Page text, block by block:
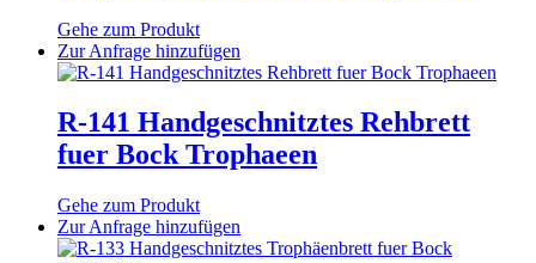
der
Produktseite
gewählt
werden
Gehe zum Produkt
Zur Anfrage hinzufügen
Produkt
mehrere
Varianten
auf.
auf
R-141 Handgeschnitztes Rehbrett
fuer Bock Trophaeen
Gehe zum Produkt
Zur Anfrage hinzufügen
Produkt